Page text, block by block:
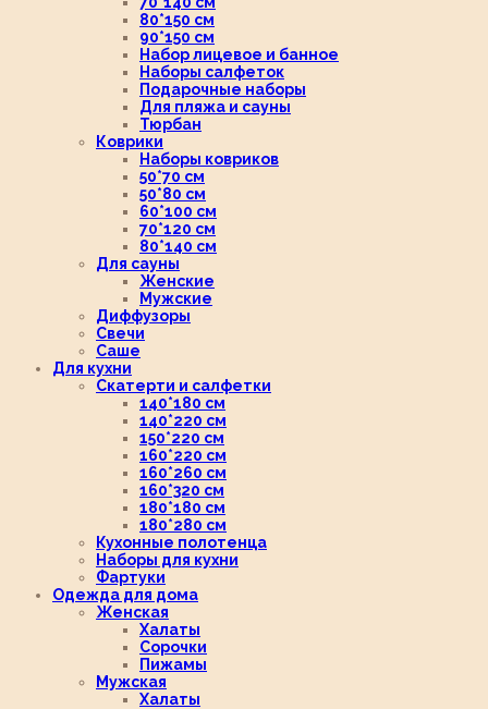
80*150 см
90*150 см
Набор лицевое и банное
Наборы салфеток
Подарочные наборы
Для пляжа и сауны
Тюрбан
Коврики
Наборы ковриков
50*70 см
50*80 см
60*100 см
70*120 см
80*140 см
Для сауны
Женские
Мужские
Диффузоры
Свечи
Саше
Для кухни
Скатерти и салфетки
140*180 см
140*220 см
150*220 см
160*220 см
160*260 см
160*320 см
180*180 см
180*280 см
Кухонные полотенца
Наборы для кухни
Фартуки
Одежда для дома
Женская
Халаты
Сорочки
Пижамы
Мужская
Халаты